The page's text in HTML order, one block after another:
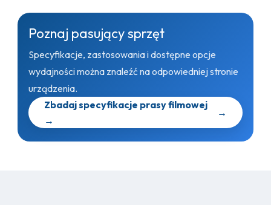
Poznaj pasujący sprzęt
Specyfikacje, zastosowania i dostępne opcje
wydajności można znaleźć na odpowiedniej stronie
urządzenia.
Zbadaj specyfikacje prasy filmowej
→
→